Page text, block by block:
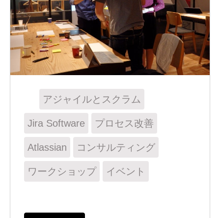
アジャイルとスクラム
Jira Software プロセス改善
Atlassian コンサルティング
ワークショップ イベント